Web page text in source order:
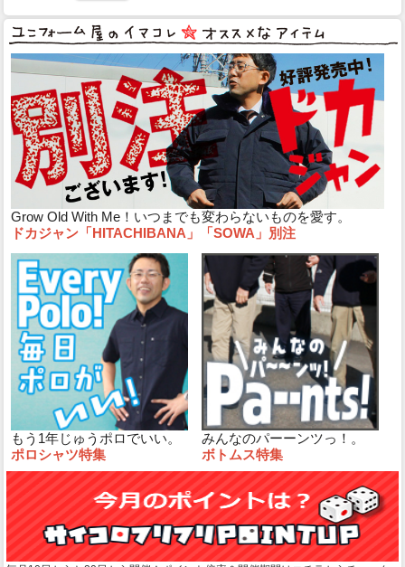
Grow Old With Me！いつまでも変わらないものを愛す。
ドカジャン「HITACHIBANA」「SOWA」別注
もう1年じゅうポロでいい。
ポロシャツ特集
みんなのパーーンツっ！。
ボトムス特集